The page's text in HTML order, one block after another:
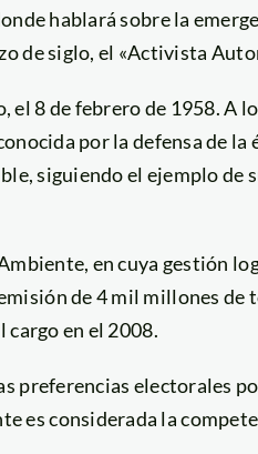
hablará sobre la
de siglo, el «Activista
8 de febrero de 1958. A
por la defensa de la
siguiendo el ejemplo de
en cuya gestión
de 4 mil millones de
en el 2008.
preferencias electorales
es considerada la